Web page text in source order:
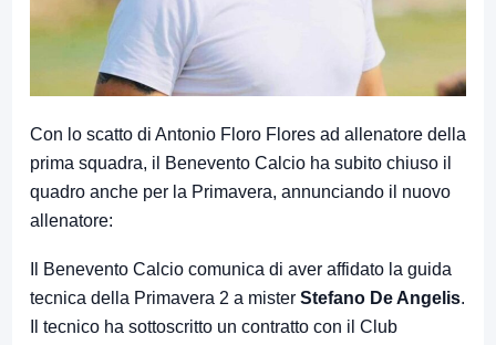
Con lo scatto di Antonio Floro Flores ad allenatore della
prima squadra, il Benevento Calcio ha subito chiuso il
quadro anche per la Primavera, annunciando il nuovo
allenatore:
Il Benevento Calcio comunica di aver affidato la guida
tecnica della Primavera 2 a mister Stefano De Angelis.
Il tecnico ha sottoscritto un contratto con il Club